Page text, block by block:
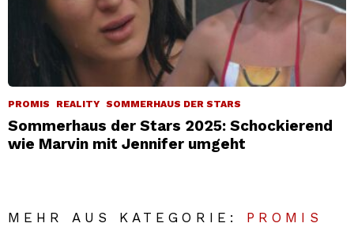
PROMIS REALITY SOMMERHAUS DER STARS
Sommerhaus der Stars 2025: Schockierend
wie Marvin mit Jennifer umgeht
MEHR AUS KATEGORIE: PROMIS